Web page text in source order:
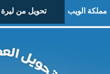
مملكة الويب تحويل من ليرة